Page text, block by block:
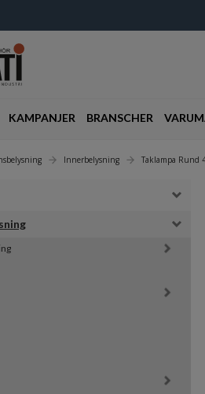
KAMPANJER BRANSCHER
Innerbelysning Taklampa Rund